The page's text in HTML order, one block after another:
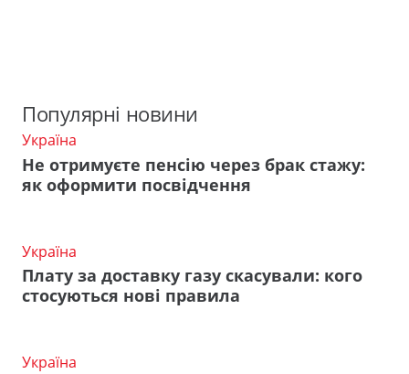
Популярні новини
Україна
Не отримуєте пенсію через брак стажу:
як оформити посвідчення
Україна
Плату за доставку газу скасували: кого
стосуються нові правила
Україна